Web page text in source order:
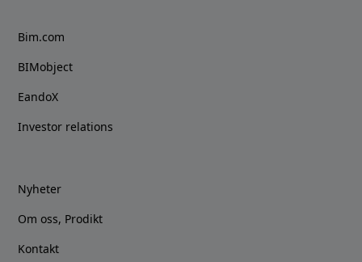
Bim.com
BIMobject
EandoX
Investor relations
Nyheter
Om oss, Prodikt
Kontakt